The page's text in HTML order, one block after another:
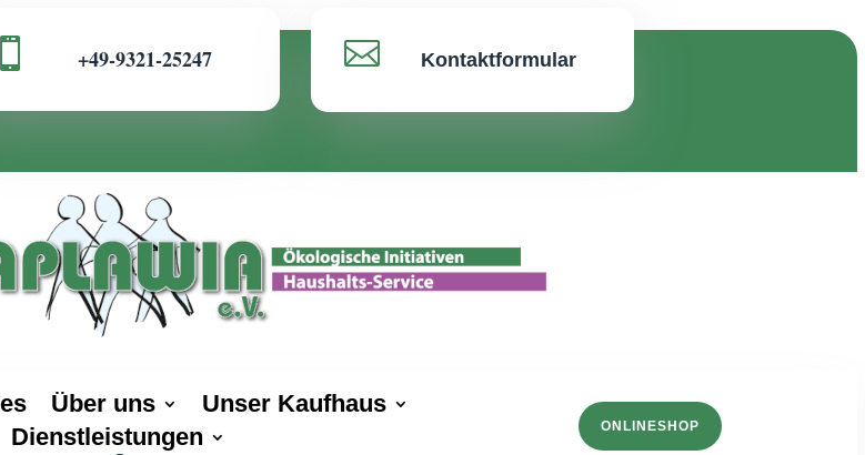
 +49-9321-25247  Kontaktformular
Über uns
Unser Kaufhaus
Dienstleistungen
ONLINESHOP